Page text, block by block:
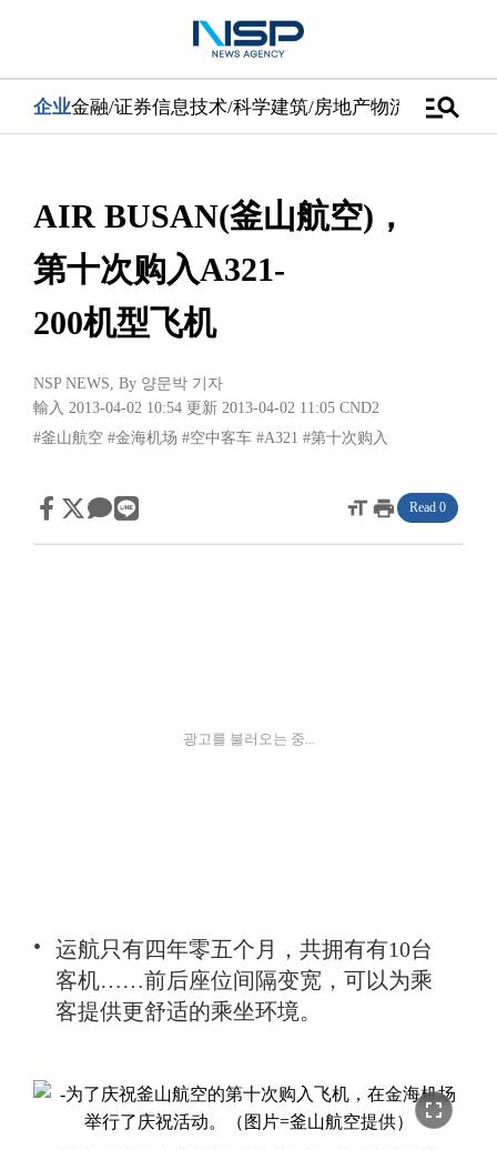
企业金融/证券信息技术/科学建筑/房地产物流/配送汽车
manage_search
AIR BUSAN(釜山航空)，
第十次购入A321-
200机型飞机
NSP NEWS, By 양문박 기자
輸入 2013-04-02 10:54 更新 2013-04-02 11:05 CND2
#釜山航空 #金海机场 #空中客车 #A321 #第十次购入
format_sizeprint Read 0
광고를 불러오는 중...
运航只有四年零五个月，共拥有有10台
客机……前后座位间隔变宽，可以为乘
客提供更舒适的乘坐环境。
fullscreen